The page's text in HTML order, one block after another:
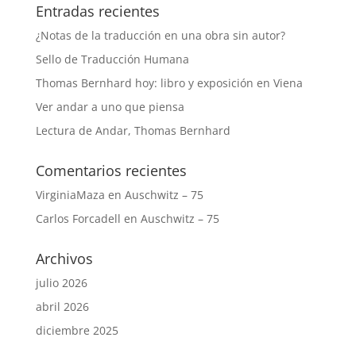
Entradas recientes
¿Notas de la traducción en una obra sin autor?
Sello de Traducción Humana
Thomas Bernhard hoy: libro y exposición en Viena
Ver andar a uno que piensa
Lectura de Andar, Thomas Bernhard
Comentarios recientes
VirginiaMaza en Auschwitz – 75
Carlos Forcadell en Auschwitz – 75
Archivos
julio 2026
abril 2026
diciembre 2025